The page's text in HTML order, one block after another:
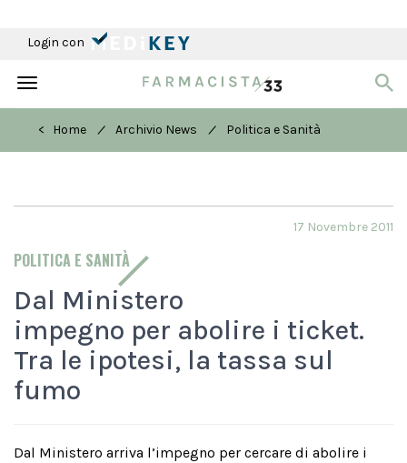
Login con
Toggle
< Home
/ Archivio News / Politica e Sanità
POLITICA E SANITÀ
17 Novembre 2011
Dal Ministero
impegno per abolire i ticket.
Tra le ipotesi, la tassa sul
fumo
Dal Ministero arriva l’impegno per cercare di abolire i